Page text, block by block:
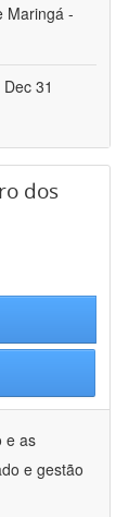
Maringá -
31
dos
e as
e gestão